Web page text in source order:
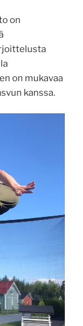
on
on mukavaa
kanssa.